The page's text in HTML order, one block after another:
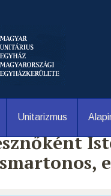
Unitarizmus